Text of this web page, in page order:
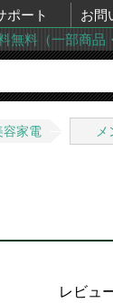
ポート お問
無料（一部商品
容家電
レビュ